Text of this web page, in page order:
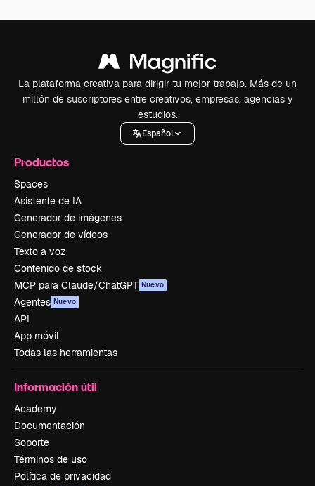
La plataforma creativa para dirigir tu mejor trabajo. Más de un
millón de suscriptores entre creativos, empresas, agencias y
estudios.
Español
Productos
Spaces
Asistente de IA
Generador de imágenes
Generador de vídeos
Texto a voz
Contenido de stock
MCP para Claude/ChatGPT Nuevo
Agentes Nuevo
API
App móvil
Todas las herramientas
Información útil
Academy
Documentación
Soporte
Términos de uso
Política de privacidad